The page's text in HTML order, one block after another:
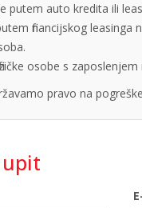
putem auto kredita ili
financijskog
osobe s
pravo na